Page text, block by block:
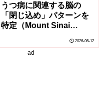
うつ病に関連する脳の
「閉じ込め」パターンを
特定（Mount Sinai
Brain “Entrapment”
Patterns Associated
2026-06-12
ad